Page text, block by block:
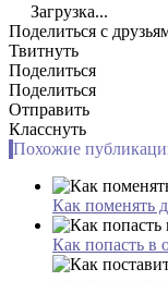
Загрузка...
Поделиться с
Твитнуть
Поделиться
Поделиться
Отправить
Класснуть
Похожие
Как поменять
Как попасть в